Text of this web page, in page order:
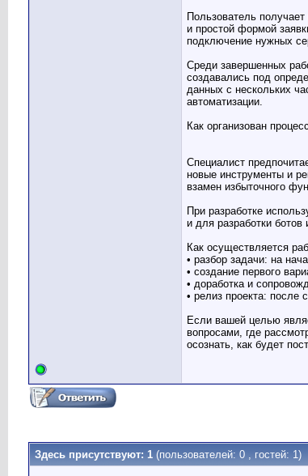
Пользователь
и простой формой
подключение нужных
Среди завершенных
создавались под
данных с нескольких
автоматизации.
Как организован
Специалист
новые инструменты и
взамен избыточного
При разработке
и для разработки
Как осуществляется
• разбор задачи: на
• создание первого
• доработка и
• релиз проекта: после
Если вашей целью
вопросами, где
осознать, как будет
Здесь присутствуют: 1 (пользователей: 0 , гостей: 1)